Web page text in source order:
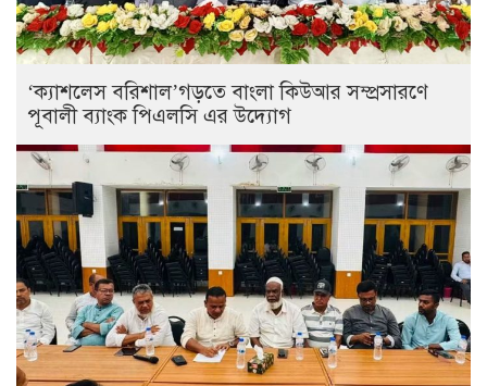
‘ক্যাশলেস বরিশাল’গড়তে বাংলা কিউআর সম্প্রসারণে
পূবালী ব্যাংক পিএলসি এর উদ্যোগ